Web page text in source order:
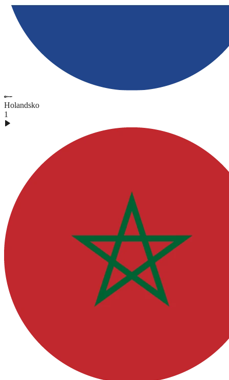
Holandsko
1